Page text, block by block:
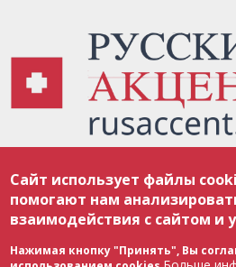
соответствии с законодательством
международными соглашениями. Полное
материалов возможно только с разрешения
или частичного воспроизведения
ОБЯЗАТЕЛЬНА АКТИВНАЯ ГИПЕРССЫЛКА на
текст. Фотоизображения, размещенные
ее исключительной собственностью.
Сайт использует файлы
помогают нам
взаимодействия с сайтом и
Нажимая кнопку "Принять", Вы